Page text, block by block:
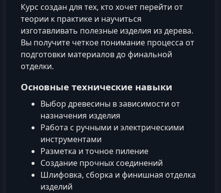
Курс создан для тех, кто хочет перейти от
теории к практике и научиться
изготавливать полезные изделия из дерева.
Вы получите четкое понимание процесса от
подготовки материалов до финальной
отделки.
Основные технические навыки
Выбор древесины в зависимости от
назначения изделия
Работа с ручными и электрическими
инструментами
Разметка и точное пиление
Создание прочных соединений
Шлифовка, сборка и финишная отделка
изделий